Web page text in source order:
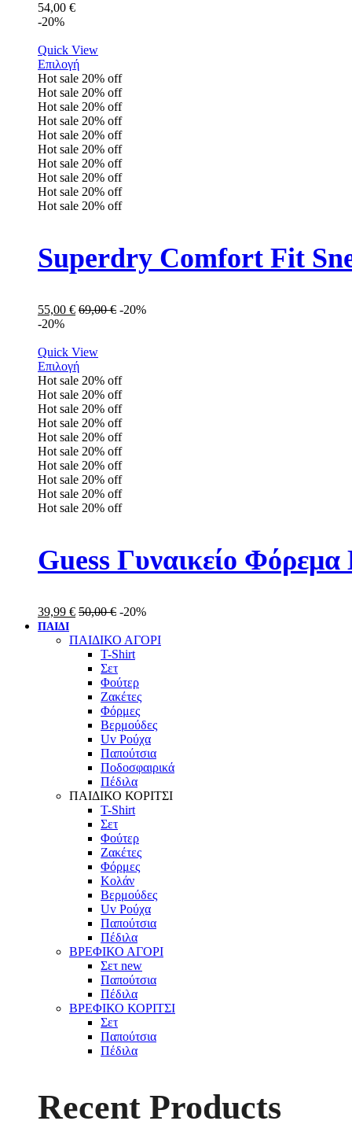
54,00 €
-20%
Quick View
Επιλογή
Hot sale 20% off
Hot sale 20% off
Hot sale 20% off
Hot sale 20% off
Hot sale 20% off
Hot sale 20% off
Hot sale 20% off
Hot sale 20% off
Hot sale 20% off
Hot sale 20% off
Superdry Comfort Fit
55,00 € 69,00€ -20%
-20%
Quick View
Επιλογή
Hot sale 20% off
Hot sale 20% off
Hot sale 20% off
Hot sale 20% off
Hot sale 20% off
Hot sale 20% off
Hot sale 20% off
Hot sale 20% off
Hot sale 20% off
Hot sale 20% off
Guess Γυναικείο
39,99 € 50,00€ -20%
ΠΑΙΔΙ
ΠΑΙΔΙΚΟ ΑΓΟΡΙ
T-Shirt
Σετ
Φούτερ
Ζακέτες
Φόρμες
Βερμούδες
Uv Ρούχα
Παπούτσια
Ποδοσφαιρικά
Πέδιλα
ΠΑΙΔΙΚΟ ΚΟΡΙΤΣΙ
T-Shirt
Σετ
Φούτερ
Ζακέτες
Φόρμες
Κολάν
Βερμούδες
Uv Ρούχα
Παπούτσια
Πέδιλα
ΒΡΕΦΙΚΟ ΑΓΟΡΙ
Σετ new
Παπούτσια
Πέδιλα
ΒΡΕΦΙΚΟ ΚΟΡΙΤΣΙ
Σετ
Παπούτσια
Πέδιλα
Recent Products